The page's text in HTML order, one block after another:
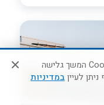
החדש, אשר מכיל חדרי
ישיבות,
הושם דגש על
המותאמת אישית לכל
לידיעתך, באתר זה נעשה שימוש בקבצי Cookies המשך גלישה
לעייןבמדיניות